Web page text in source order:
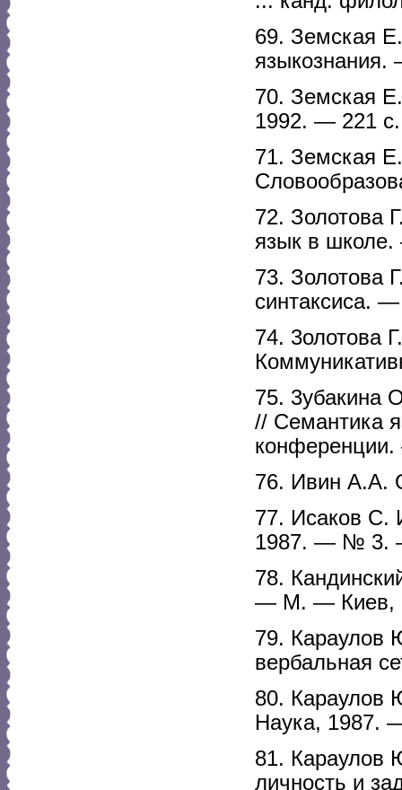
69. Земская
70. Земская
1992. — 221 с.
71. Земская
72. Золотова
язык в
73. Золотова
синтаксиса.
74. 3олотова
75. 3убакина
// Семантика
76. Ивин А.А.
77. Исаков С.
1987. — № 3.
78.
— М. — Киев,
79. Караулов
вербальная
80. Караулов
Наука, 1987.
81. Караулов
личность и